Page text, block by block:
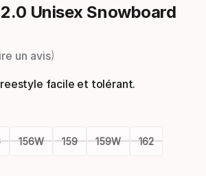
2.0 Unisex Snowboard
un avis
facile et tolérant.
156W 159 159W 162